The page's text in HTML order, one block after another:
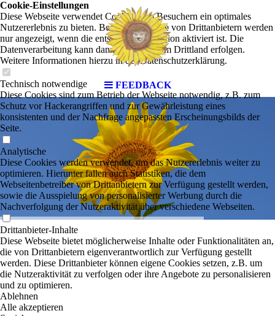
FEEDBACK
Cookie-Einstellungen
Diese Webseite verwendet Cookies, um Besuchern ein optimales
Nutzererlebnis zu bieten. Bestimmte Inhalte von Drittanbietern werden
nur angezeigt, wenn die entsprechende Option aktiviert ist. Die
Datenverarbeitung kann dann auch in einem Drittland erfolgen.
Weitere Informationen hierzu in der Datenschutzerklärung.
Technisch notwendige
Diese Cookies sind zum Betrieb der Webseite notwendig, z.B. zum
Schutz vor Hackerangriffen und zur Gewährleistung eines
konsistenten und der Nachfrage angepassten Erscheinungsbilds der
Seite.
Analytische
Diese Cookies werden verwendet, um das Nutzererlebnis weiter zu
optimieren. Hierunter fallen auch Statistiken, die dem
Webseitenbetreiber von Drittanbietern zur Verfügung gestellt werden,
sowie die Ausspielung von personalisierter Werbung durch die
Nachverfolgung der Nutzeraktivität über verschiedene Webseiten.
Drittanbieter-Inhalte
Diese Webseite bietet möglicherweise Inhalte oder Funktionalitäten an,
die von Drittanbietern eigenverantwortlich zur Verfügung gestellt
werden. Diese Drittanbieter können eigene Cookies setzen, z.B. um
die Nutzeraktivität zu verfolgen oder ihre Angebote zu personalisieren
und zu optimieren.
Ablehnen
Alle akzeptieren